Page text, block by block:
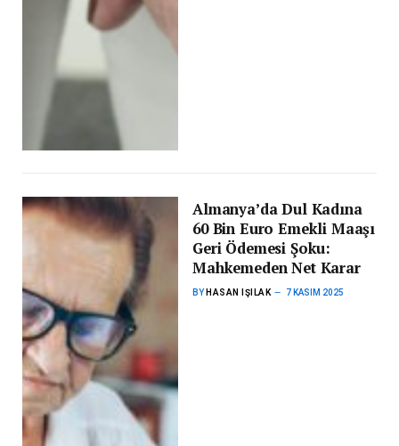
Almanya’da Dul Kadına
60 Bin Euro Emekli Maaşı
Geri Ödemesi Şoku:
Mahkemeden Net Karar
BY HASAN IŞILAK 7 KASIM 2025